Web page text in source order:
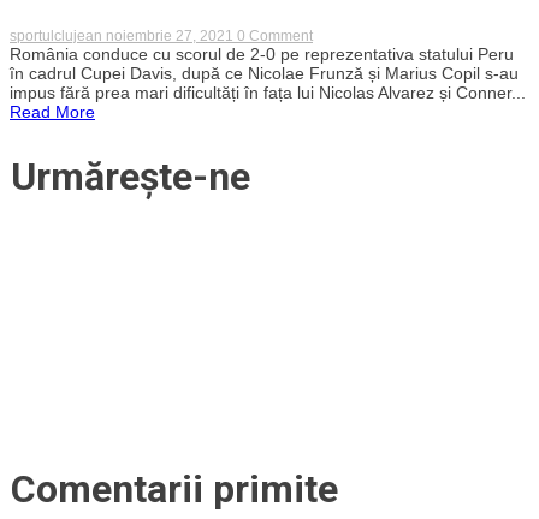
sportulclujean noiembrie 27, 2021 0 Commenton
Misiune
facilă
pentru
România
România conduce cu scorul de 2-0 pe reprezentativa statului Peru
în cadrul Cupei Davis, după ce Nicolae Frunză și Marius Copil s-au
impus fără prea mari dificultăți în fața lui Nicolas Alvarez și Conner...
Read More
Urmărește-ne
Comentarii primite